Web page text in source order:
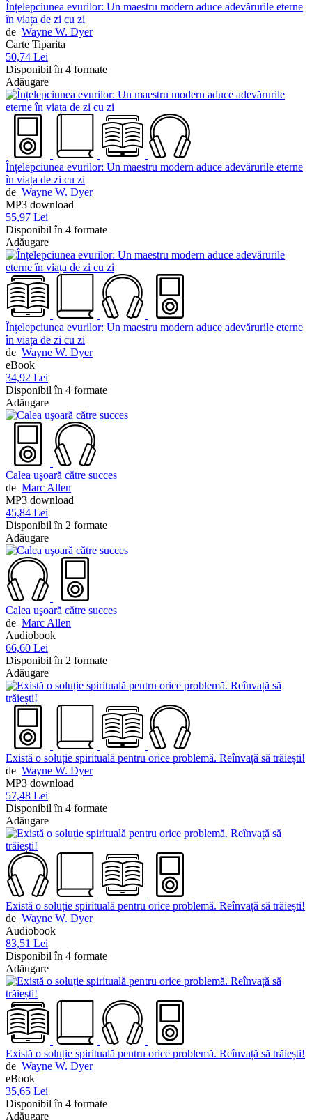
Înțelepciunea evurilor: Un maestru modern aduce adevărurile eterne
în viața de zi cu zi
de Wayne W. Dyer
Carte Tiparita
50,74 Lei
Disponibil în 4 formate
Adăugare
Înțelepciunea evurilor: Un maestru modern aduce adevărurile eterne
în viața de zi cu zi
de Wayne W. Dyer
MP3 download
55,97 Lei
Disponibil în 4 formate
Adăugare
Înțelepciunea evurilor: Un maestru modern aduce adevărurile eterne
în viața de zi cu zi
de Wayne W. Dyer
eBook
34,92 Lei
Disponibil în 4 formate
Adăugare
Calea uşoară către succes
de Marc Allen
MP3 download
45,84 Lei
Disponibil în 2 formate
Adăugare
Calea uşoară către succes
de Marc Allen
Audiobook
66,60 Lei
Disponibil în 2 formate
Adăugare
Există o soluție spirituală pentru orice problemă. Reînvață să trăiești!
de Wayne W. Dyer
MP3 download
57,48 Lei
Disponibil în 4 formate
Adăugare
Există o soluție spirituală pentru orice problemă. Reînvață să trăiești!
de Wayne W. Dyer
Audiobook
83,51 Lei
Disponibil în 4 formate
Adăugare
Există o soluție spirituală pentru orice problemă. Reînvață să trăiești!
de Wayne W. Dyer
eBook
35,65 Lei
Disponibil în 4 formate
Adăugare